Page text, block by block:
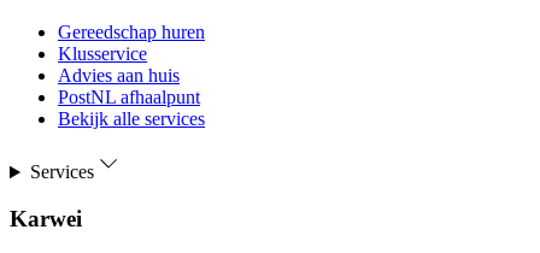
Gereedschap huren
Klusservice
Advies aan huis
PostNL afhaalpunt
Bekijk alle services
Services
Karwei